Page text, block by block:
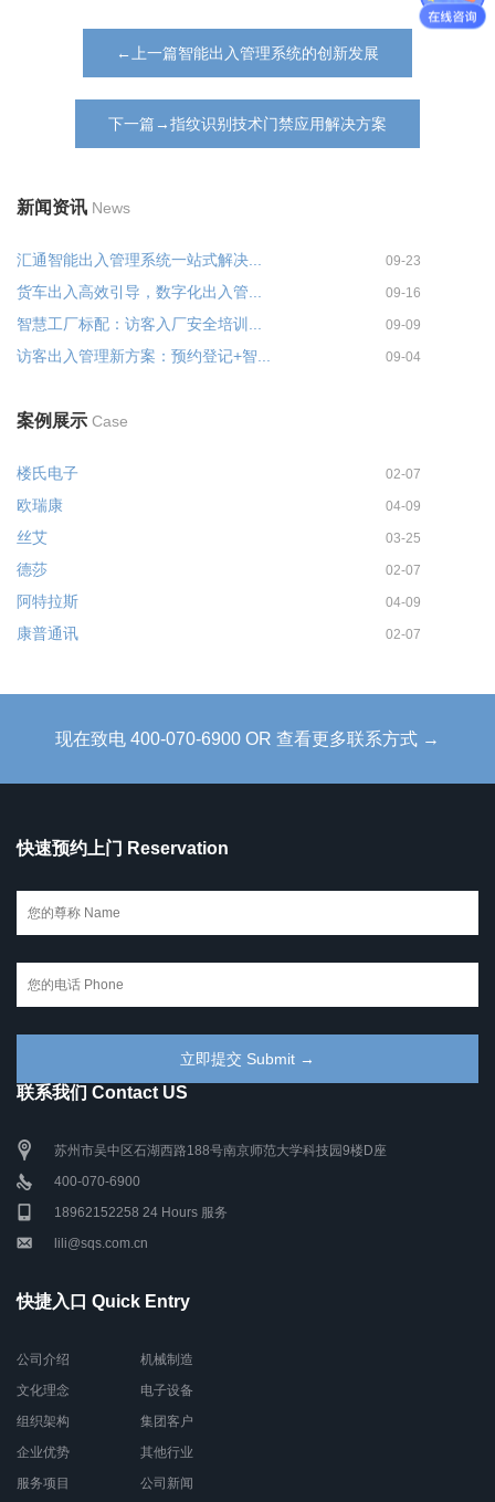
←上一篇智能出入管理系统的创新发展
下一篇→指纹识别技术门禁应用解决方案
新闻资讯 News
汇通智能出入管理系统一站式解决... 09-23
货车出入高效引导，数字化出入管... 09-16
智慧工厂标配：访客入厂安全培训... 09-09
访客出入管理新方案：预约登记+智... 09-04
案例展示 Case
楼氏电子 02-07
欧瑞康 04-09
丝艾 03-25
德莎 02-07
阿特拉斯 04-09
康普通讯 02-07
现在致电 400-070-6900 OR 查看更多联系方式 →
快速预约上门 Reservation
联系我们 Contact US
苏州市吴中区石湖西路188号南京师范大学科技园9楼D座
400-070-6900
18962152258 24 Hours 服务
lili@sqs.com.cn
快捷入口 Quick Entry
公司介绍
文化理念
组织架构
企业优势
服务项目
机械制造
电子设备
集团客户
其他行业
公司新闻